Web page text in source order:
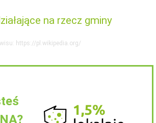
na rzecz gminy
https://pl.wikipedia.org/